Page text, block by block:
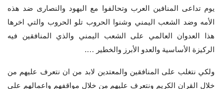
يوم تداعى المنافين العرب وتحالفوا مع اليهود والنصارى ضد هذه
الأمه وضد الشعب اليمني وشنوا الحروب تلو الحروب والتي اخرها
هذا العدوان العالمي على الشعب اليمني والذي المنافقين فيه
الركيزة الأساسية والعدو الأبرز والخطير ….
ولكي نتغلب على المنافقين والمعتدين لابد من ان نتعرف عليهم من
خلال القران الكريم ونتعرف عليهم من خلال مواقفهم واعمالهم على